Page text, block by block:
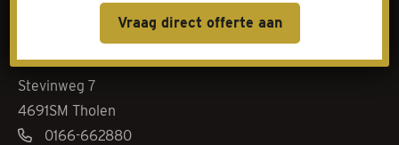
baliegoes@elenbaasnoom.nl
Tholen
Stevinweg 7
4691SM Tholen
0166-662880
Vraag direct offerte aan